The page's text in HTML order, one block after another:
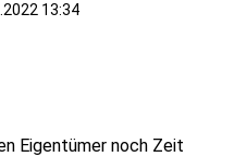
13:34
Eigentümer noch Zeit